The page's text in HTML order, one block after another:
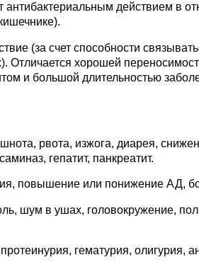
действием в
(за счет способности
Отличается хорошей
и большой длительностью
рвота, изжога, диарея,
гепатит, панкреатит.
повышение или понижение АД,
шум в ушах, головокружение,
гематурия, олигурия,